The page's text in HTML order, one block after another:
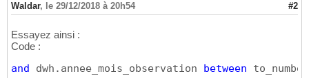
Waldar, le 29/12/2018 à 20h54 #2
Essayez ainsi :
Code :
and dwh.annee_mois_observation between to_number